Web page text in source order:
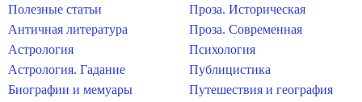
Полезные статьи
Античная литература
Астрология
Астрология. Гадание
Биографии и мемуары
Проза. Историческая
Проза. Современная
Психология
Публицистика
Путешествия и география